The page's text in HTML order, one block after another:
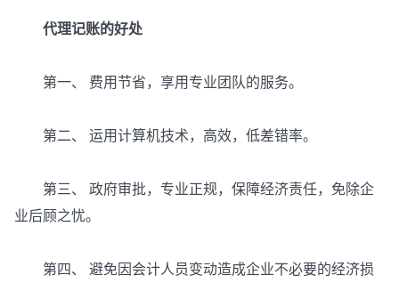
代理记账的好处
第一、 费用节省，享用专业团队的服务。
第二、 运用计算机技术，高效，低差错率。
第三、 政府审批，专业正规，保障经济责任，免除企
业后顾之忧。
第四、 避免因会计人员变动造成企业不必要的经济损